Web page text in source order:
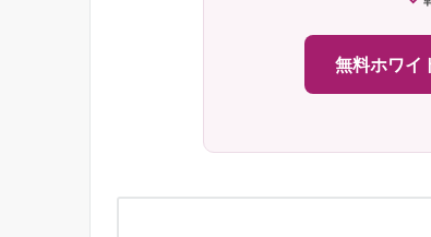
無料ホワイ